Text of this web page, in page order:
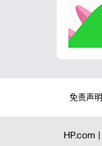
免责声明
HP.com |